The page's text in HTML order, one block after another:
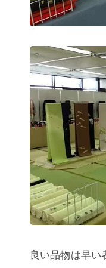
良い品物は早い